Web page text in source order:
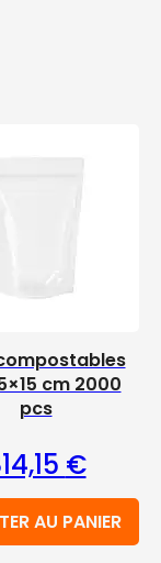
cm 2000
pcs
€
AU PANIER